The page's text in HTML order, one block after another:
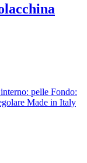
pelle Fondo:
Made in Italy